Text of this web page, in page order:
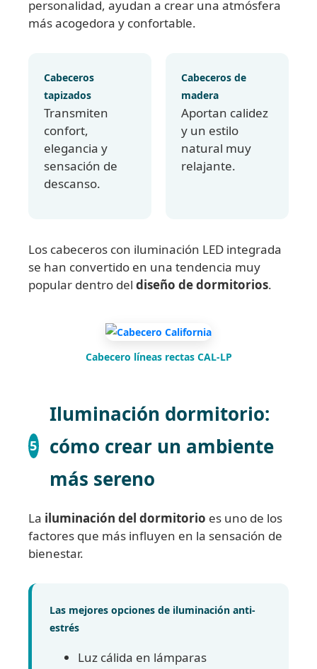
personalidad, ayudan a crear una atmósfera
más acogedora y confortable.
Cabeceros
tapizados
Transmiten
confort,
elegancia y
sensación de
descanso.
Cabeceros de
madera
Aportan calidez
y un estilo
natural muy
relajante.
Los cabeceros con iluminación LED integrada
se han convertido en una tendencia muy
popular dentro del diseño de dormitorios.
Cabecero líneas rectas CAL-LP
5
Iluminación dormitorio:
cómo crear un ambiente
más sereno
La iluminación del dormitorio es uno de los
factores que más influyen en la sensación de
bienestar.
Las mejores opciones de iluminación anti-
estrés
Luz cálida en lámparas